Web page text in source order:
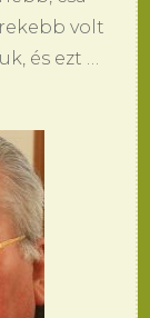
volt
és ezt …